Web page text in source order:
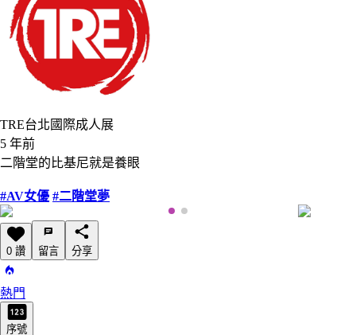
TRE台北國際成人展
5 年前
二階堂的比基尼就是養眼
#AV女優 #二階堂夢
0 讚 留言 分享
熱門
序號